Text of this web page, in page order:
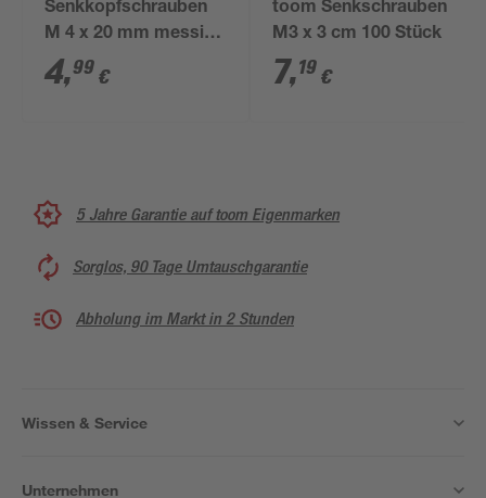
Senkkopfschrauben
M 4 x 20 mm messing
DIN 963 11 Stück
4,99 €
toom Senkschrauben
M3 x 3 cm 100 Stück
7,19 €
5 Jahre Garantie auf toom Eigenmarken
Sorglos, 90 Tage Umtauschgarantie
Abholung im Markt in 2 Stunden
Wissen & Service
Unternehmen